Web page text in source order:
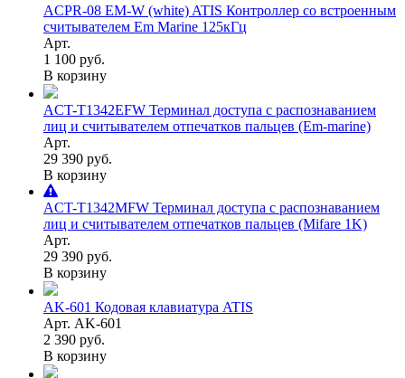
ACPR-08 EM-W (white) ATIS Контроллер со встроенным
считывателем Em Marine 125кГц
Арт.
1 100 руб.
В корзину
ACT-T1342EFW Терминал доступа с распознаванием
лиц и считывателем отпечатков пальцев (Em-marine)
Арт.
29 390 руб.
В корзину
ACT-T1342MFW Терминал доступа с распознаванием
лиц и считывателем отпечатков пальцев (Mifare 1K)
Арт.
29 390 руб.
В корзину
AK-601 Кодовая клавиатура ATIS
Арт. AK-601
2 390 руб.
В корзину